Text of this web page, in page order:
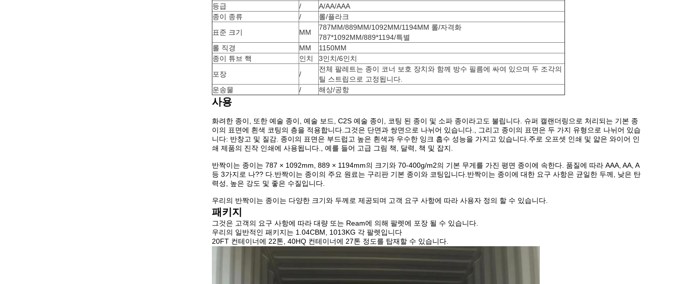
등급
/
A/AA/AAA
종이 종류
/
롤/플라크
표준 크기
MM
787MM/889MM/1092MM/1194MM 롤/자격화
787*1092MM/889*1194/특별
롤 직경
MM
1150MM
종이 튜브 핵
인치
3인치/6인치
포장
/
전체 팔레트는 종이 코너 보호 장치와 함께 방수 필름에 싸여 있으며 두 조각의
틸 스트립으로 고정됩니다.
운송물
/ 해상/공항
사용
화려한 종이, 또한 예술 종이, 예술 보드, C2S 예술 종이, 코팅 된 종이 및 소파 종이라고도 불립니다. 슈퍼 캘랜더링으로 처리되는 기본 종
이의 표면에 흰색 코팅의 층을 적용합니다.그것은 단면과 쌍면으로 나뉘어 있습니다., 그리고 종이의 표면은 두 가지 유형으로 나뉘어 있습
니다: 반창고 및 질감. 종이의 표면은 부드럽고 높은 흰색과 우수한 잉크 흡수 성능을 가지고 있습니다.주로 오프셋 인쇄 및 얇은 와이어 인
쇄 제품의 진작 인쇄에 사용됩니다., 예를 들어 고급 그림 책, 달력, 책 및 잡지.
반짝이는 종이는 787 × 1092mm, 889 × 1194mm의 크기와 70-400g/m2의 기본 무게를 가진 평면 종이에 속한다. 품질에 따라 AAA, AA, A
등 3가지로 나?? 다.반짝이는 종이의 주요 원료는 구리판 기본 종이와 코팅입니다.반짝이는 종이에 대한 요구 사항은 균일한 두께, 낮은 탄
력성, 높은 강도 및 좋은 수질입니다.
우리의 반짝이는 종이는 다양한 크기와 두께로 제공되며 고객 요구 사항에 따라 사용자 정의 할 수 있습니다.
패키지
그것은 고객의 요구 사항에 따라 대량 또는 Ream에 의해 팔렛에 포장 될 수 있습니다.
우리의 일반적인 패키지는 1.04CBM, 1013KG 각 팔렛입니다
20FT 컨테이너에 22톤, 40HQ 컨테이너에 27톤 정도를 탑재할 수 있습니다.